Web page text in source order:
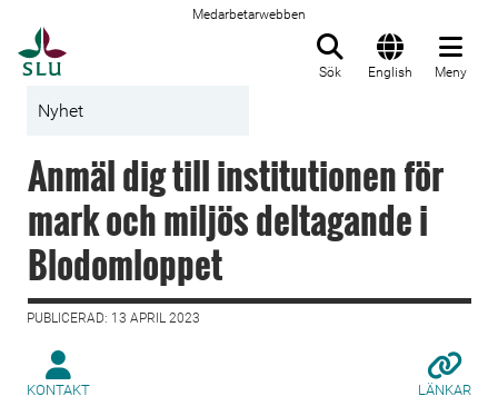
Medarbetarwebben
Sök English Meny
Nyhet
Anmäl dig till institutionen för
mark och miljös deltagande i
Blodomloppet
PUBLICERAD: 13 APRIL 2023
KONTAKT LÄNKAR